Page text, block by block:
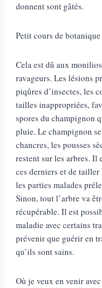
donnent sont gâtés.
Petit cours de
Cela est dû aux
ravageurs. Les lésions
piqûres d’insectes, les
tailles inappropriées,
spores du champignon
pluie. Le champignon
chancres, les pousses
restent sur les arbres. Il
ces derniers et de tailler
les parties malades
Sinon, tout l’arbre va
récupérable. Il est
maladie avec certains
prévenir que guérir en
qu’ils sont sains.
Où je veux en venir